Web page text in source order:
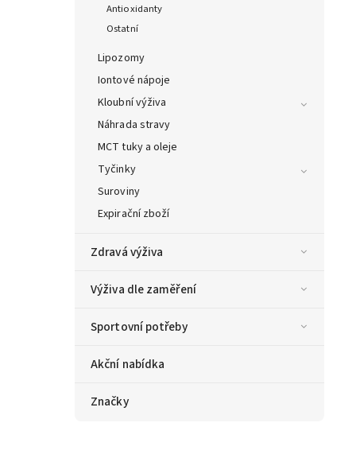
Antioxidanty
Ostatní
Lipozomy
Iontové nápoje
Kloubní výživa
Náhrada stravy
MCT tuky a oleje
Tyčinky
Suroviny
Expirační zboží
Zdravá výživa
Výživa dle zaměření
Sportovní potřeby
Akční nabídka
Značky